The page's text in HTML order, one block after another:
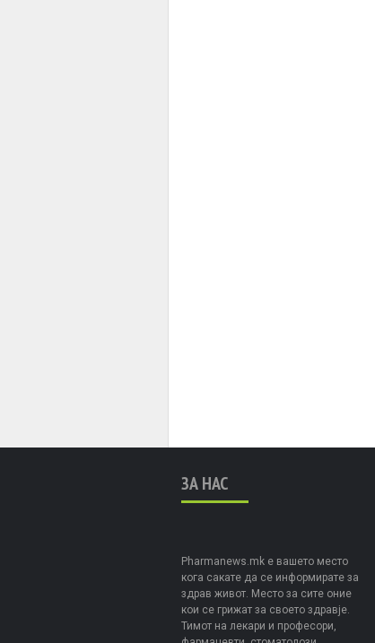
ЗА НАС
Pharmanews.mk е вашето место
кога сакате да се информирате за
здрав живот. Место за сите оние
кои се грижат за своето здравје.
Тимот на лекари и професори,